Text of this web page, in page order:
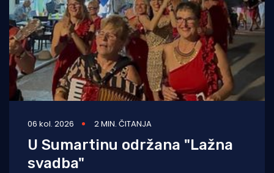
06 kol. 2026 2 MIN. ČITANJA
U Sumartinu održana "Lažna
svadba"